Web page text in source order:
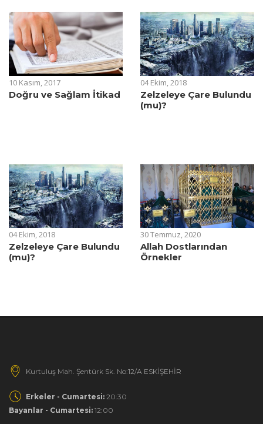
10 Kasım, 2017
Doğru ve Sağlam İtikad
04 Ekim, 2018
Zelzeleye Çare Bulundu
(mu)?
04 Ekim, 2018
Zelzeleye Çare Bulundu
(mu)?
30 Temmuz, 2020
Allah Dostlarından
Örnekler
Kurtuluş Mah. Şentürk Sk. No:12/A ESKİŞEHİR
Erkeler - Cumartesi: 20:30
Bayanlar - Cumartesi: 12:00